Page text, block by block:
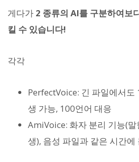
게다가 2 종류의 AI를 구분하여보
킬 수 있습니다!
각각
PerfectVoice: 긴 파일에서도
생 가능, 100언어 대응
AmiVoice: 화자 분리 기능(
생), 음성 파일과 같은 시간에